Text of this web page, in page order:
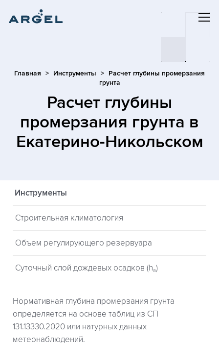
Главная Инструменты
Расчет глубины промерзания
грунта
Расчет глубины
промерзания грунта в
Екатерино-Никольском
Инструменты
Строительная климатология
Объем регулирующего резервуара
Суточный слой дождевых осадков (ha)
Нормативная глубина промерзания грунта
определяется на основе таблиц из СП
131.13330.2020 или натурных данных
метеонаблюдений.